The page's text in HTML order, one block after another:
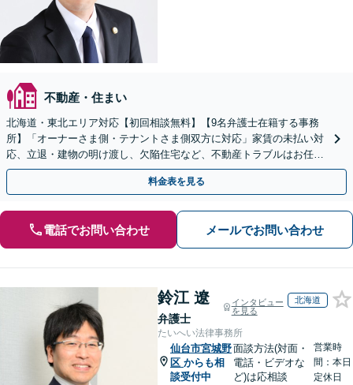
不動産・住まい
北海道・東北エリア対応【初回相談無料】【9名弁護士在籍する事務
所】「オーナーさま側・テナントさま側双方に対応」家賃の未払い対
応、立退・建物の明け渡し、欠陥住宅など、不動産トラブルはお任せ
ください「早期相談で損失を最小限に」
料金表を見る
電話でお問い合わせ メールでお問い合わせ
鈴江 遼
弁護士
インタビュー
を見る
北海道
たいへい法律事務所
仙台市宮城野
区 からも相
談受付中
面談方法(対面・
電話・ビデオな
ど)は応相談
営業時
間：本日
定休日